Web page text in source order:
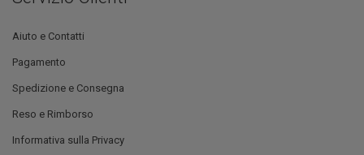
Aiuto e Contatti
Pagamento
Spedizione e Consegna
Reso e Rimborso
Informativa sulla Privacy